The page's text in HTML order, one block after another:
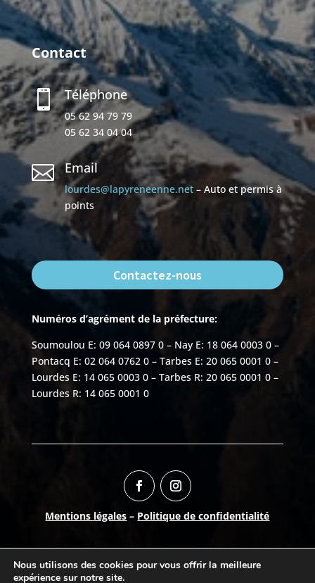
Contact
 Téléphone
05 62 94 79 79
05 62 34 04 04
 Email
lourdes@lapyreneenne.net– Auto et permis à
points
Contactez-nous
Numéros d’agrément de la préfecture:
Soumoulou E: 09 064 0897 0 – Nay E: 18 064 0003 0 –
Pontacq E: 02 064 0762 0 – Tarbes E: 20 065 0001 0 –
Lourdes E: 14 065 0003 0 – Tarbes R: 20 065 0001 0 –
Lourdes R: 14 065 0001 0
Mentions légales – Politique de confidentialité
©2026Break-Out Company- Agence de
Nous utilisons des cookies pour vous offrir la meilleure
expérience sur notre site.